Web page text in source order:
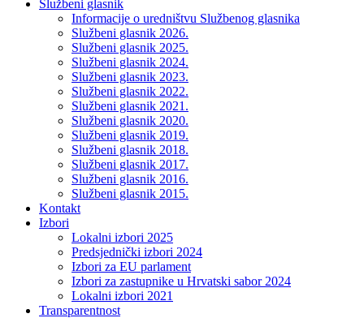
Službeni glasnik
Informacije o uredništvu Službenog glasnika
Službeni glasnik 2026.
Službeni glasnik 2025.
Službeni glasnik 2024.
Službeni glasnik 2023.
Službeni glasnik 2022.
Službeni glasnik 2021.
Službeni glasnik 2020.
Službeni glasnik 2019.
Službeni glasnik 2018.
Službeni glasnik 2017.
Službeni glasnik 2016.
Službeni glasnik 2015.
Kontakt
Izbori
Lokalni izbori 2025
Predsjednički izbori 2024
Izbori za EU parlament
Izbori za zastupnike u Hrvatski sabor 2024
Lokalni izbori 2021
Transparentnost